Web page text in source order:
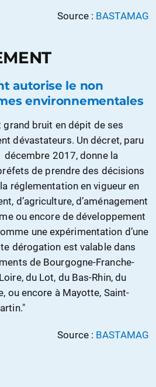
Source : BASTAMAG
autorise le non
environnementales
grand bruit en dépit de ses
dévastateurs. Un décret, paru
2017, donne la
de prendre des décisions
réglementation en vigueur en
d’agriculture, d’aménagement
ou encore de développement
une expérimentation d’une
dérogation est valable dans
de Bourgogne-Franche-
du Lot, du Bas-Rhin, du
ou encore à Mayotte, Saint-
Source : BASTAMAG